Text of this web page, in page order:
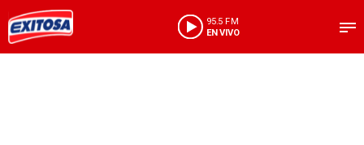
95.5 FM
EN VIVO